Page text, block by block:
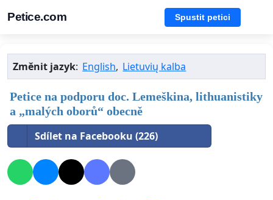
Petice.com Spustit petici
Změnit jazyk: English, Lietuvių kalba
Petice na podporu doc. Lemeškina, lithuanistiky
a „malých oborů“ obecně
Sdílet na Facebooku (226)